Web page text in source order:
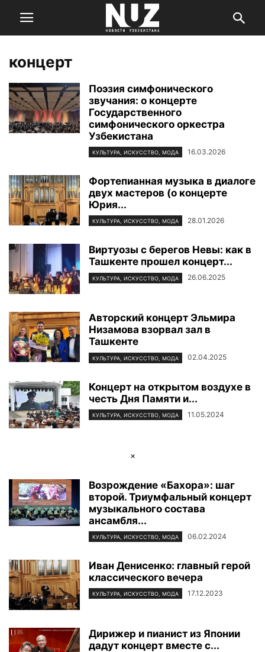
концерт
Поэзия симфонического
звучания: о концерте
Государственного
симфонического оркестра
Узбекистана
КУЛЬТУРА, ИСКУССТВО, МОДА 16.03.2026
Фортепианная музыка в диалоге
двух мастеров (о концерте
Юрия...
КУЛЬТУРА, ИСКУССТВО, МОДА 28.01.2026
Виртуозы с берегов Невы: как в
Ташкенте прошел концерт...
КУЛЬТУРА, ИСКУССТВО, МОДА 26.06.2025
Авторский концерт Эльмира
Низамова взорвал зал в
Ташкенте
КУЛЬТУРА, ИСКУССТВО, МОДА 02.04.2025
Концерт на открытом воздухе в
честь Дня Памяти и...
КУЛЬТУРА, ИСКУССТВО, МОДА 11.05.2024
×
Возрождение «Бахора»: шаг
второй. Триумфальный концерт
музыкального состава
ансамбля...
КУЛЬТУРА, ИСКУССТВО, МОДА 06.02.2024
Иван Денисенко: главный герой
классического вечера
КУЛЬТУРА, ИСКУССТВО, МОДА 17.12.2023
Дирижер и пианист из Японии
дадут концерт вместе с...